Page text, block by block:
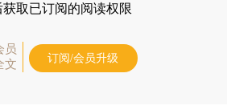
获取已订阅的阅读权限
员
文
订阅/会员升级